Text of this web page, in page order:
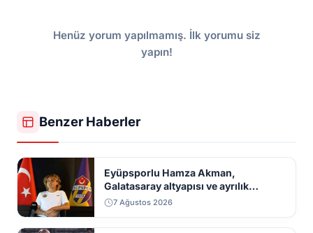
Henüz yorum yapılmamış. İlk yorumu siz
yapın!
Benzer Haberler
Eyüpsporlu Hamza Akman,
Galatasaray altyapısı ve ayrılık
sürecini anlattı
7 Ağustos 2026